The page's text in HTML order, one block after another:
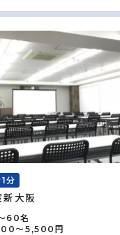
分
大阪
60名
～5,500円